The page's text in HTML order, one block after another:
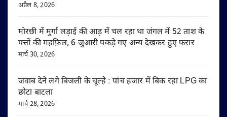
अप्रैल 8, 2026
मोरछी में मुर्गा लड़ाई की आड़ में चल रहा था जंगल में 52 ताश के
पत्तों की महफ़िल, 6 जुआरी पकड़े गए अन्य देखकर हुए फरार
मार्च 30, 2026
जवाब देने लगे बिजली के चूल्हे : पांच हजार में बिक रहा LPG का
छोटा बाटला
मार्च 28, 2026